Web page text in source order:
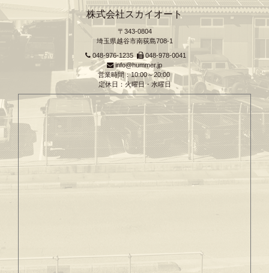
株式会社スカイオート
〒343-0804
埼玉県越谷市南荻島708-1
048-976-1235
048-978-0041
info@hummer.jp
営業時間：10:00～20:00
定休日：火曜日・水曜日